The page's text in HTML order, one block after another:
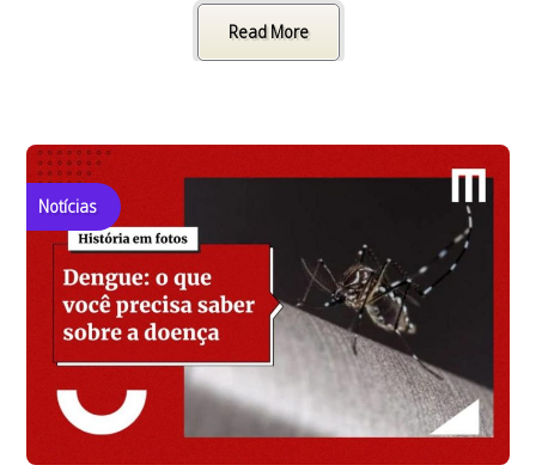
Read More
Notícias